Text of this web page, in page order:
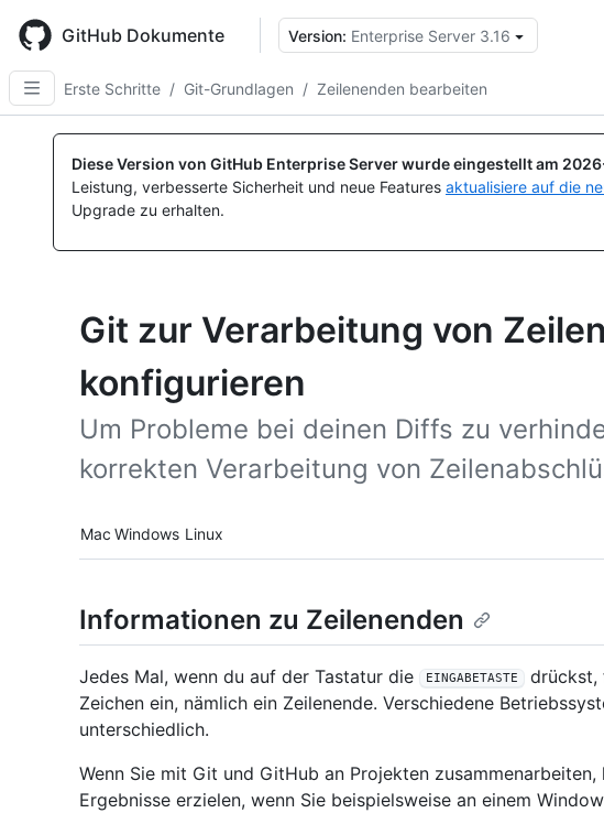
main
content
GitHub Dokumente Version: Enterprise Server 3.16
Erste Schritte / Git-Grundlagen / Zeilenenden bearbeiten
Diese Version von GitHub Enterprise Server wurde eingestellt am
Leistung, verbesserte Sicherheit und neue Features aktualisiere auf die
Upgrade zu erhalten.
Git zur Verarbeitung von
konfigurieren
Um Probleme bei deinen Diffs zu
korrekten Verarbeitung von
Platform navigation
Mac Windows Linux
Informationen zu Zeilenenden
Jedes Mal, wenn du auf der Tastatur die EINGABETASTE
drückst,
Zeichen ein, nämlich ein Zeilenende. Verschiedene
unterschiedlich.
Wenn Sie mit Git und GitHub an Projekten
Ergebnisse erzielen, wenn Sie beispielsweise an einem